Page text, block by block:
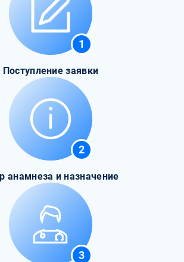
1
Поступление заявки
2
анамнеза и назначение
3